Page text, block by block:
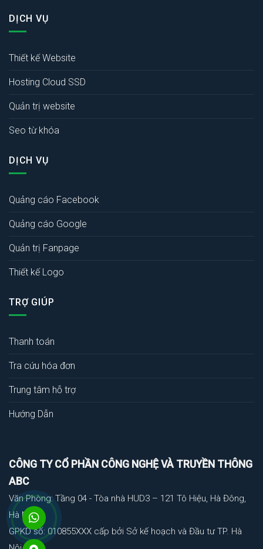
DỊCH VỤ
Thiết kế Website
Hosting Cloud SSD
Quản trị website
Seo từ khóa
DỊCH VỤ
Quảng cáo Facebook
Quảng cáo Google
Quản trị Fanpage
Thiết kế Logo
TRỢ GIÚP
Thanh toán
Tra cứu hóa đơn
Trung tâm hỗ trợ
Hướng Dẫn
CÔNG TY CỔ PHẦN CÔNG NGHỆ VÀ TRUYỀN THÔNG
ABC
Văn Phòng: Tầng 04 - Tòa nhà HUD3 – 121 Tô Hiệu, Hà Đông,
Hà Nội
GPKD số: 010855XXX cấp bởi Sở kế hoạch và Đầu tư TP. Hà